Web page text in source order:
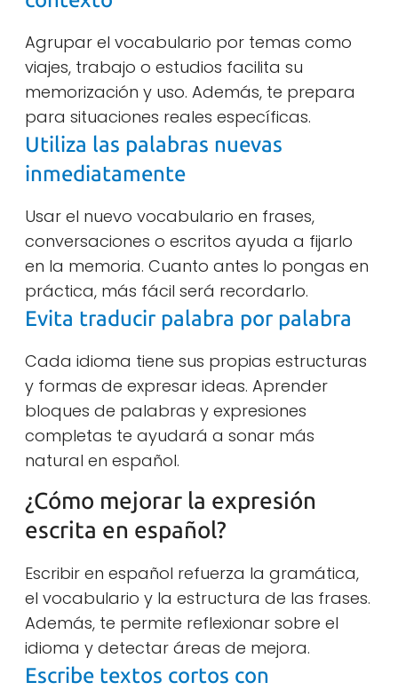
Agrupar el vocabulario por temas como
viajes, trabajo o estudios facilita su
memorización y uso. Además, te prepara
para situaciones reales específicas.
Utiliza las palabras nuevas
inmediatamente
Usar el nuevo vocabulario en frases,
conversaciones o escritos ayuda a fijarlo
en la memoria. Cuanto antes lo pongas en
práctica, más fácil será recordarlo.
Evita traducir palabra por palabra
Cada idioma tiene sus propias estructuras
y formas de expresar ideas. Aprender
bloques de palabras y expresiones
completas te ayudará a sonar más
natural en español.
¿Cómo mejorar la expresión
escrita en español?
Escribir en español refuerza la gramática,
el vocabulario y la estructura de las frases.
Además, te permite reflexionar sobre el
idioma y detectar áreas de mejora.
Escribe textos cortos con